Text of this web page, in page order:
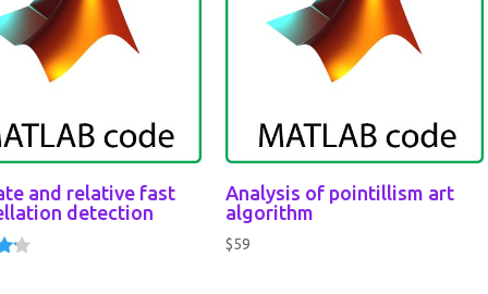
and relative fast
detection
Analysis of pointillism art
algorithm
$59